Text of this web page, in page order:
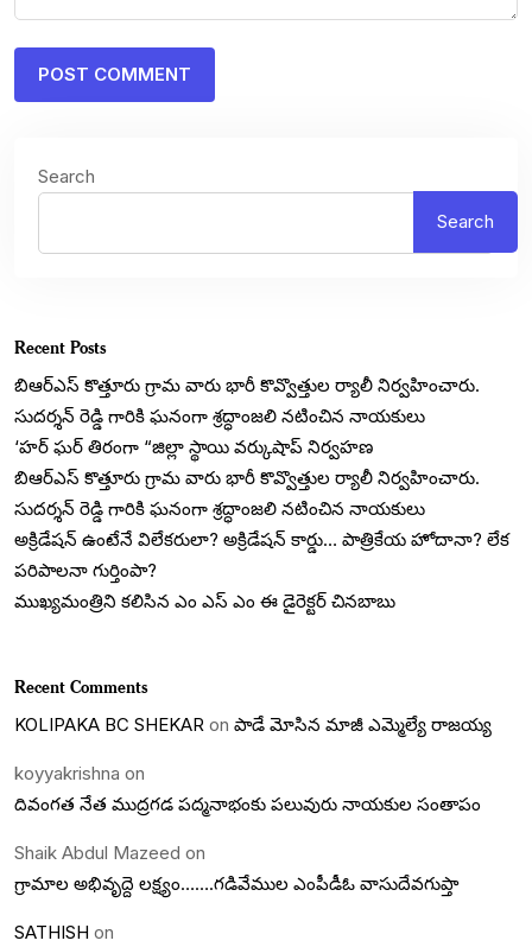
Search
Search
Recent Posts
బిఆర్ఎస్ కొత్తూరు గ్రామ వారు భారీ కొవ్వొత్తుల ర్యాలీ నిర్వహించారు.
సుదర్శన్ రెడ్డి గారికి ఘనంగా శ్రద్ధాంజలి నటించిన నాయకులు
‘హర్ ఘర్ తిరంగా “జిల్లా స్థాయి వర్కుషాప్ నిర్వహణ
బిఆర్ఎస్ కొత్తూరు గ్రామ వారు భారీ కొవ్వొత్తుల ర్యాలీ నిర్వహించారు.
సుదర్శన్ రెడ్డి గారికి ఘనంగా శ్రద్ధాంజలి నటించిన నాయకులు
అక్రిడేషన్ ఉంటేనే విలేకరులా? అక్రిడేషన్ కార్డు… పాత్రికేయ హోదానా? లేక
పరిపాలనా గుర్తింపా?
ముఖ్యమంత్రిని కలిసిన ఎం ఎస్ ఎం ఈ డైరెక్టర్ చినబాబు
Recent Comments
KOLIPAKA BC SHEKAR on పాడే మోసిన మాజీ ఎమ్మెల్యే రాజయ్య
koyyakrishna on
దివంగత నేత ముద్రగడ పద్మనాభంకు పలువురు నాయకుల సంతాపం
Shaik Abdul Mazeed on
గ్రామాల అభివృద్దె లక్ష్యం…….గడివేముల ఎంపీడీఓ వాసుదేవగుప్తా
SATHISH on